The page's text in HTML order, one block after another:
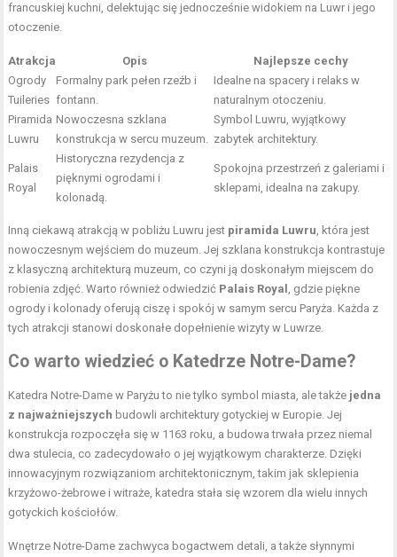
francuskiej kuchni, delektując się jednocześnie widokiem na Luwr i jego
otoczenie.
Atrakcja Opis
Najlepsze cechy
Ogrody
Tuileries
Formalny park pełen rzeźb i
fontann.
Idealne na spacery i relaks w
naturalnym otoczeniu.
Piramida
Luwru
Nowoczesna szklana
konstrukcja w sercu muzeum.
Symbol Luwru, wyjątkowy
zabytek architektury.
Palais
Royal
Historyczna rezydencja z
pięknymi ogrodami i
kolonadą.
Spokojna przestrzeń z galeriami i
sklepami, idealna na zakupy.
Inną ciekawą atrakcją w pobliżu Luwru jest piramida Luwru , która jest
nowoczesnym wejściem do muzeum. Jej szklana konstrukcja kontrastuje
z klasyczną architekturą muzeum, co czyni ją doskonałym miejscem do
robienia zdjęć. Warto również odwiedzić Palais Royal , gdzie piękne
ogrody i kolonady oferują ciszę i spokój w samym sercu Paryża. Każda z
tych atrakcji stanowi doskonałe dopełnienie wizyty w Luwrze.
Co warto wiedzieć o Katedrze Notre-Dame?
Katedra Notre-Dame w Paryżu to nie tylko symbol miasta, ale także jedna
z najważniejszych budowli architektury gotyckiej w Europie. Jej
konstrukcja rozpoczęła się w 1163 roku, a budowa trwała przez niemal
dwa stulecia, co zadecydowało o jej wyjątkowym charakterze. Dzięki
innowacyjnym rozwiązaniom architektonicznym, takim jak sklepienia
krzyżowo-żebrowe i witraże, katedra stała się wzorem dla wielu innych
gotyckich kościołów.
Wnętrze Notre-Dame zachwyca bogactwem detali, a także słynnymi